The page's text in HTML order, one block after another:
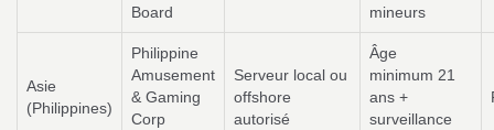
Board
mineurs
Asie
(Philippines)
Philippine
Amusement
& Gaming
Corp
Serveur local ou
offshore
autorisé
Âge
minimum 21
ans +
surveillance